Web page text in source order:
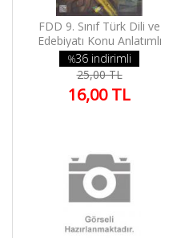
FDD 9. Sınıf Türk Dili ve
Edebiyatı Konu Anlatımlı
%36 indirimli
25,00 TL
16,00 TL